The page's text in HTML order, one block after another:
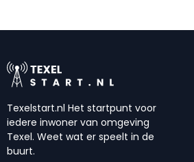
Texelstart.nl Het startpunt voor
iedere inwoner van omgeving
Texel. Weet wat er speelt in de
buurt.